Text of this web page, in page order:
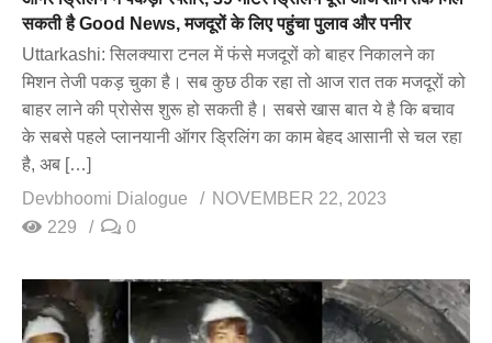
सकती है Good News, मजदूरों के लिए पहुंचा पुलाव और पनीर
Uttarkashi: सिलक्यारा टनल में फंसे मजदूरों को बाहर निकालने का
मिशन तेजी पकड़ चुका है। सब कुछ ठीक रहा तो आज रात तक मजदूरों को
बाहर लाने की प्रोसेस शुरू हो सकती है। सबसे खास बात ये है कि बचाव
के सबसे पहले प्लानयानी ऑगर ड्रिलिंग का काम बेहद आसानी से चल रहा
है, अब […]
Devbhoomi Dialogue
NOVEMBER 22, 2023
229
0